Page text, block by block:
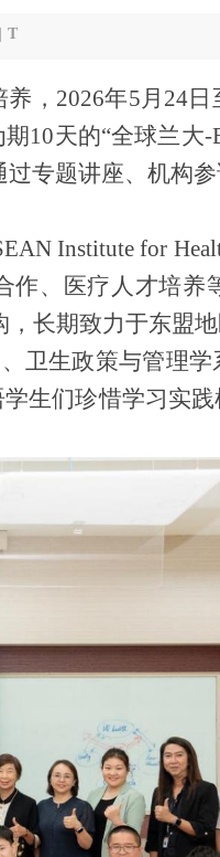
T
， 2026年5月24
10天的“全球兰大
过专题讲座、机构
Institute for
、医疗人才培养
长期致力于东盟
卫生政策与管理
生们珍惜学习实